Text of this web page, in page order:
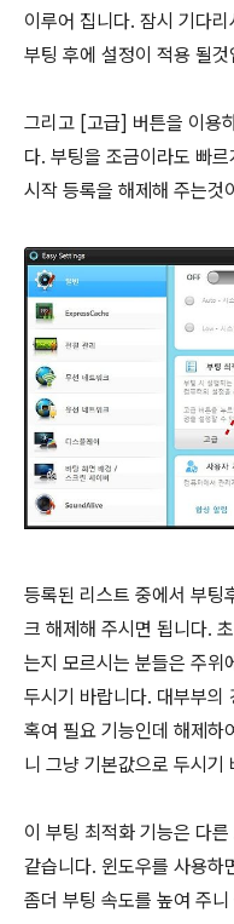
이루어 집니다. 잠시 기다
부팅 후에 설정이 적용 될것
그리고 [고급] 버튼을 이용
다. 부팅을 조금이라도 빠
시작 등록을 해제해 주는것
등록된 리스트 중에서 부팅
크 해제해 주시면 됩니다.
는지 모르시는 분들은 주위
두시기 바랍니다. 대부부의
혹여 필요 기능인데 해제하
니 그냥 기본값으로 두시기
이 부팅 최적화 기능은 다
같습니다. 윈도우를 사용하
좀더 부팅 속도를 높여 주